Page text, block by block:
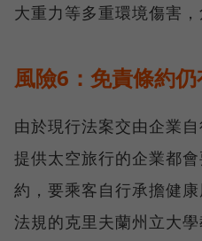
大重力等多重環境傷害，
風險6：免責條約
由於現行法案交由企業
提供太空旅行的企業都
約，要乘客自行承擔健
法規的克里夫蘭州立大